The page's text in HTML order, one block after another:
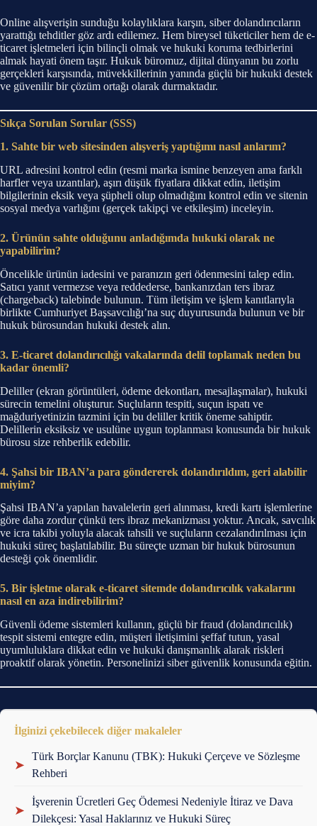
Online alışverişin sunduğu kolaylıklara karşın, siber dolandırıcıların
yarattığı tehditler göz ardı edilemez. Hem bireysel tüketiciler hem de e-
ticaret işletmeleri için bilinçli olmak ve hukuki koruma tedbirlerini
almak hayati önem taşır. Hukuk büromuz, dijital dünyanın bu zorlu
gerçekleri karşısında, müvekkillerinin yanında güçlü bir hukuki destek
ve güvenilir bir çözüm ortağı olarak durmaktadır.
Sıkça Sorulan Sorular (SSS)
1. Sahte bir web sitesinden alışveriş yaptığımı nasıl anlarım?
URL adresini kontrol edin (resmi marka ismine benzeyen ama farklı
harfler veya uzantılar), aşırı düşük fiyatlara dikkat edin, iletişim
bilgilerinin eksik veya şüpheli olup olmadığını kontrol edin ve sitenin
sosyal medya varlığını (gerçek takipçi ve etkileşim) inceleyin.
2. Ürünün sahte olduğunu anladığımda hukuki olarak ne
yapabilirim?
Öncelikle ürünün iadesini ve paranızın geri ödenmesini talep edin.
Satıcı yanıt vermezse veya reddederse, bankanızdan ters ibraz
(chargeback) talebinde bulunun. Tüm iletişim ve işlem kanıtlarıyla
birlikte Cumhuriyet Başsavcılığı’na suç duyurusunda bulunun ve bir
hukuk bürosundan hukuki destek alın.
3. E-ticaret dolandırıcılığı vakalarında delil toplamak neden bu
kadar önemli?
Deliller (ekran görüntüleri, ödeme dekontları, mesajlaşmalar), hukuki
sürecin temelini oluşturur. Suçluların tespiti, suçun ispatı ve
mağduriyetinizin tazmini için bu deliller kritik öneme sahiptir.
Delillerin eksiksiz ve usulüne uygun toplanması konusunda bir hukuk
bürosu size rehberlik edebilir.
4. Şahsi bir IBAN’a para göndererek dolandırıldım, geri alabilir
miyim?
Şahsi IBAN’a yapılan havalelerin geri alınması, kredi kartı işlemlerine
göre daha zordur çünkü ters ibraz mekanizması yoktur. Ancak, savcılık
ve icra takibi yoluyla alacak tahsili ve suçluların cezalandırılması için
hukuki süreç başlatılabilir. Bu süreçte uzman bir hukuk bürosunun
desteği çok önemlidir.
5. Bir işletme olarak e-ticaret sitemde dolandırıcılık vakalarını
nasıl en aza indirebilirim?
Güvenli ödeme sistemleri kullanın, güçlü bir fraud (dolandırıcılık)
tespit sistemi entegre edin, müşteri iletişimini şeffaf tutun, yasal
uyumluluklara dikkat edin ve hukuki danışmanlık alarak riskleri
proaktif olarak yönetin. Personelinizi siber güvenlik konusunda eğitin.
İlginizi çekebilecek diğer makaleler
➤
Türk Borçlar Kanunu (TBK): Hukuki Çerçeve ve Sözleşme
Rehberi
➤
İşverenin Ücretleri Geç Ödemesi Nedeniyle İtiraz ve Dava
Dilekçesi: Yasal Haklarınız ve Hukuki Süreç